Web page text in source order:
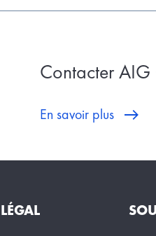
Contacter
En savoir plus
LÉGAL